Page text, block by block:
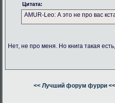
Цитата:
AMUR-Leo: А это не про вас
Нет, не про меня. Но книга такая
<< Лучший форум фурри